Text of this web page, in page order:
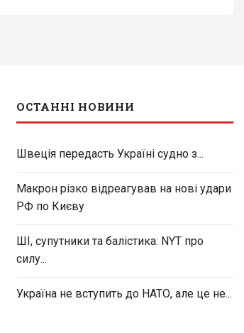
ОСТАННІ НОВИНИ
Швеція передасть Україні судно з...
Макрон різко відреагував на нові удари
РФ по Києву
ШІ, супутники та балістика: NYT про
силу...
Україна не вступить до НАТО, але це не...